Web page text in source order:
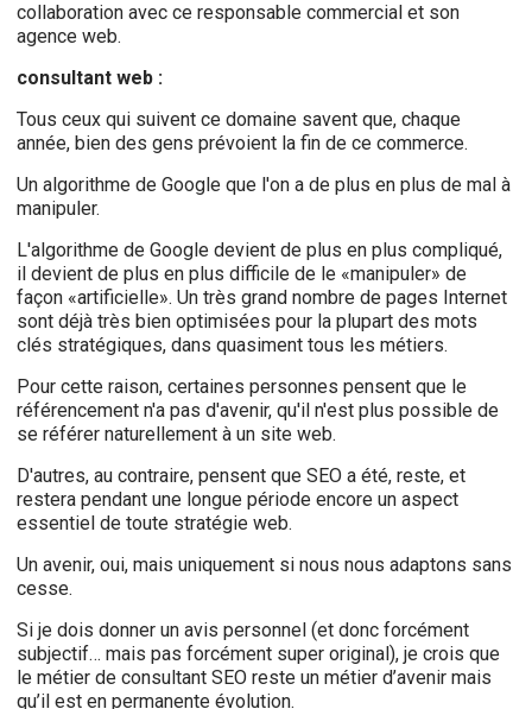
collaboration avec ce responsable commercial et son
agence web.
consultant web :
Tous ceux qui suivent ce domaine savent que, chaque
année, bien des gens prévoient la fin de ce commerce.
Un algorithme de Google que l'on a de plus en plus de mal à
manipuler.
L'algorithme de Google devient de plus en plus compliqué,
il devient de plus en plus difficile de le «manipuler» de
façon «artificielle». Un très grand nombre de pages Internet
sont déjà très bien optimisées pour la plupart des mots
clés stratégiques, dans quasiment tous les métiers.
Pour cette raison, certaines personnes pensent que le
référencement n'a pas d'avenir, qu'il n'est plus possible de
se référer naturellement à un site web.
D'autres, au contraire, pensent que SEO a été, reste, et
restera pendant une longue période encore un aspect
essentiel de toute stratégie web.
Un avenir, oui, mais uniquement si nous nous adaptons sans
cesse.
Si je dois donner un avis personnel (et donc forcément
subjectif… mais pas forcément super original), je crois que
le métier de consultant SEO reste un métier d’avenir mais
qu’il est en permanente évolution.